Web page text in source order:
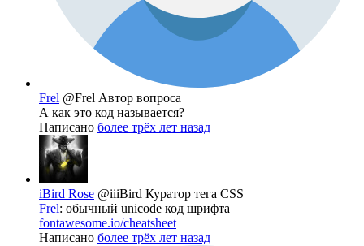
Frel @Frel Автор вопроса
А как это код называется?
Написано более трёх лет назад
iBird Rose @iiiBird Куратор тега CSS
Frel: обычный unicode код шрифта
fontawesome.io/cheatsheet
Написано более трёх лет назад